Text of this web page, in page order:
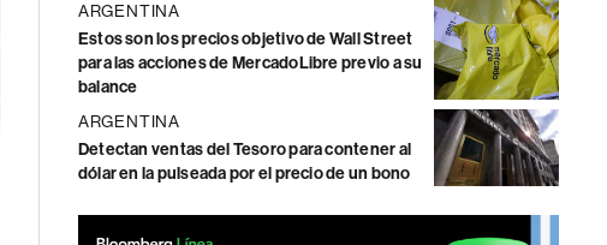
ARGENTINA
Estos son los precios objetivo de Wall Street
para las acciones de MercadoLibre previo a su
balance
ARGENTINA
Detectan ventas del Tesoro para contener al
dólar en la pulseada por el precio de un bono